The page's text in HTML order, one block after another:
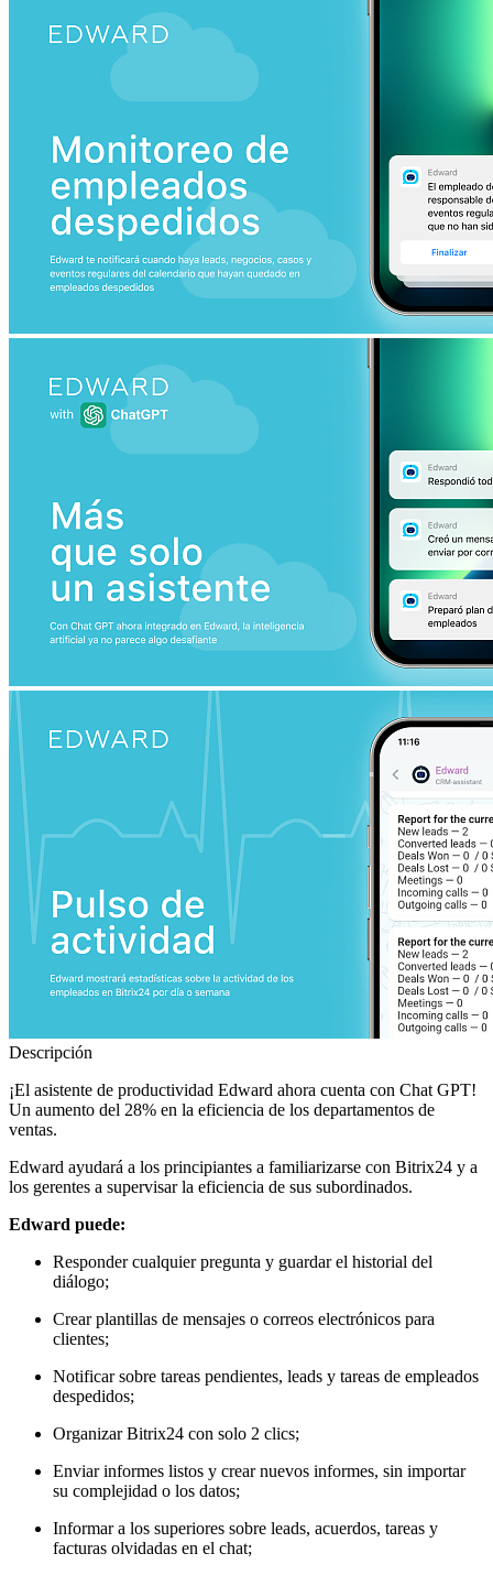
Descripción
¡El asistente de productividad Edward ahora cuenta con Chat GPT!
Un aumento del 28% en la eficiencia de los departamentos de
ventas.
Edward ayudará a los principiantes a familiarizarse con Bitrix24 y a
los gerentes a supervisar la eficiencia de sus subordinados.
Edward puede:
Responder cualquier pregunta y guardar el historial del
diálogo;
Crear plantillas de mensajes o correos electrónicos para
clientes;
Notificar sobre tareas pendientes, leads y tareas de empleados
despedidos;
Organizar Bitrix24 con solo 2 clics;
Enviar informes listos y crear nuevos informes, sin importar
su complejidad o los datos;
Informar a los superiores sobre leads, acuerdos, tareas y
facturas olvidadas en el chat;